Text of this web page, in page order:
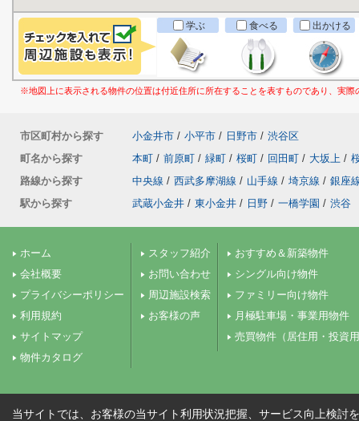
学ぶ 食べる 出かける
※地図上に表示される物件の位置は付近住所に所在することを表すものであり、実
市区町村から探す 小金井市 / 小平市 / 日野市 / 渋谷区
町名から探す
本町 / 前原町 / 緑町 / 桜町 / 回田町 / 大坂上 /
路線から探す
中央線 / 西武多摩湖線 / 山手線 / 埼京線 / 銀座
駅から探す
武蔵小金井 / 東小金井 / 日野 / 一橋学園 / 渋谷
ホーム
会社概要
プライバシーポリシー
利用規約
サイトマップ
物件カタログ
スタッフ紹介
お問い合わせ
周辺施設検索
お客様の声
おすすめ＆新築物件
シングル向け物件
ファミリー向け物件
月極駐車場・事業用物件
売買物件（居住用・投資
当サイトでは、お客様の当サイト利用状況把握、サービス向上検討